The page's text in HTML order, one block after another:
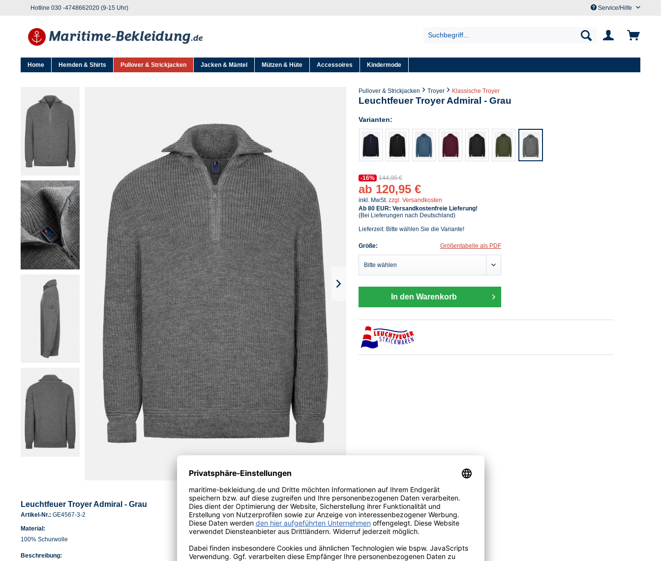
Hotline 030 -4748662020 (9-15 Uhr) Service/Hilfe
Home Hemden & Shirts Pullover & Strickjacken Jacken & Mäntel Mützen & Hüte Accessoires Kindermode
Pullover & Strickjacken Troyer Klassische Troyer
Leuchtfeuer Troyer Admiral - Grau
Varianten:
-16% 144,95 €
ab 120,95 €
inkl. MwSt. zzgl. Versandkosten
Ab 80 EUR: Versandkostenfreie Lieferung!
(Bei Lieferungen nach Deutschland)
Lieferzeit: Bitte wählen Sie die Variante!
Größe: Größentabelle als PDF
In den Warenkorb
Leuchtfeuer Troyer Admiral - Grau
Artikel-Nr.: GE4567-3-2
Material:
100% Schurwolle
Beschreibung: